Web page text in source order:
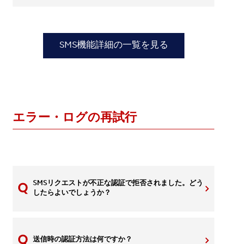
SMS機能詳細の一覧を見る
エラー・ログの再試行
SMSリクエストが不正な認証で拒否されました。どう
したらよいでしょうか？
送信時の認証方法は何ですか？